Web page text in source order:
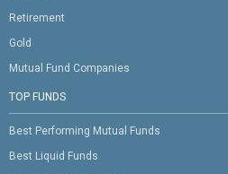
Retirement
Gold
Mutual Fund Companies
TOP FUNDS
Best Performing Mutual Funds
Best Liquid Funds